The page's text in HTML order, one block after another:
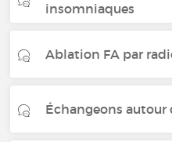
insomniaques
Ablation FA par
Échangeons autour